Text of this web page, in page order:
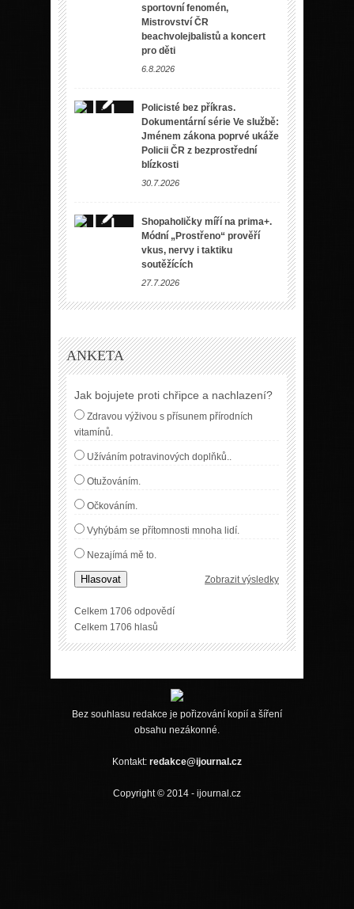
sportovní fenomén,
Mistrovství ČR
beachvolejbalistů a koncert
pro děti
6.8.2026
Policisté bez příkras.
Dokumentární série Ve službě:
Jménem zákona poprvé ukáže
Policii ČR z bezprostřední
blízkosti
30.7.2026
Shopaholičky míří na prima+.
Módní „Prostřeno“ prověří
vkus, nervy i taktiku
soutěžících
27.7.2026
ANKETA
Jak bojujete proti chřipce a nachlazení?
Zdravou výživou s přísunem přírodních
vitamínů.
Užíváním potravinových doplňků..
Otužováním.
Očkováním.
Vyhýbám se přítomnosti mnoha lidí.
Nezajímá mě to.
Hlasovat Zobrazit výsledky
Celkem 1706 odpovědí
Celkem 1706 hlasů
Bez souhlasu redakce je pořizování kopií a šíření
obsahu nezákonné.
Kontakt: redakce@ijournal.cz
Copyright © 2014 - ijournal.cz